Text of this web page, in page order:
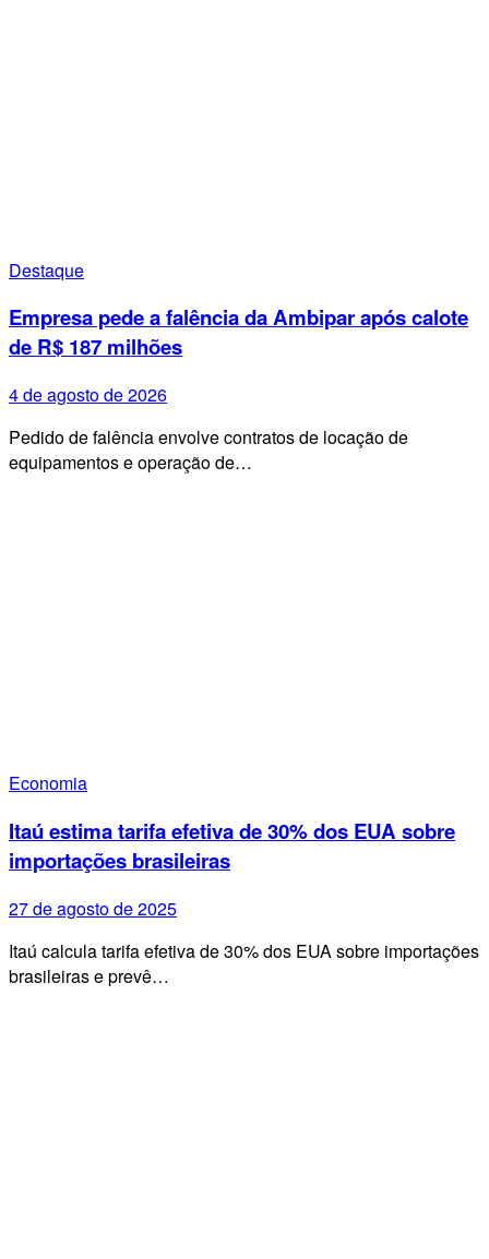
Destaque
Empresa pede a falência da Ambipar após calote
de R$ 187 milhões
4 de agosto de 2026
Pedido de falência envolve contratos de locação de
equipamentos e operação de…
Economia
Itaú estima tarifa efetiva de 30% dos EUA sobre
importações brasileiras
27 de agosto de 2025
Itaú calcula tarifa efetiva de 30% dos EUA sobre importações
brasileiras e prevê…